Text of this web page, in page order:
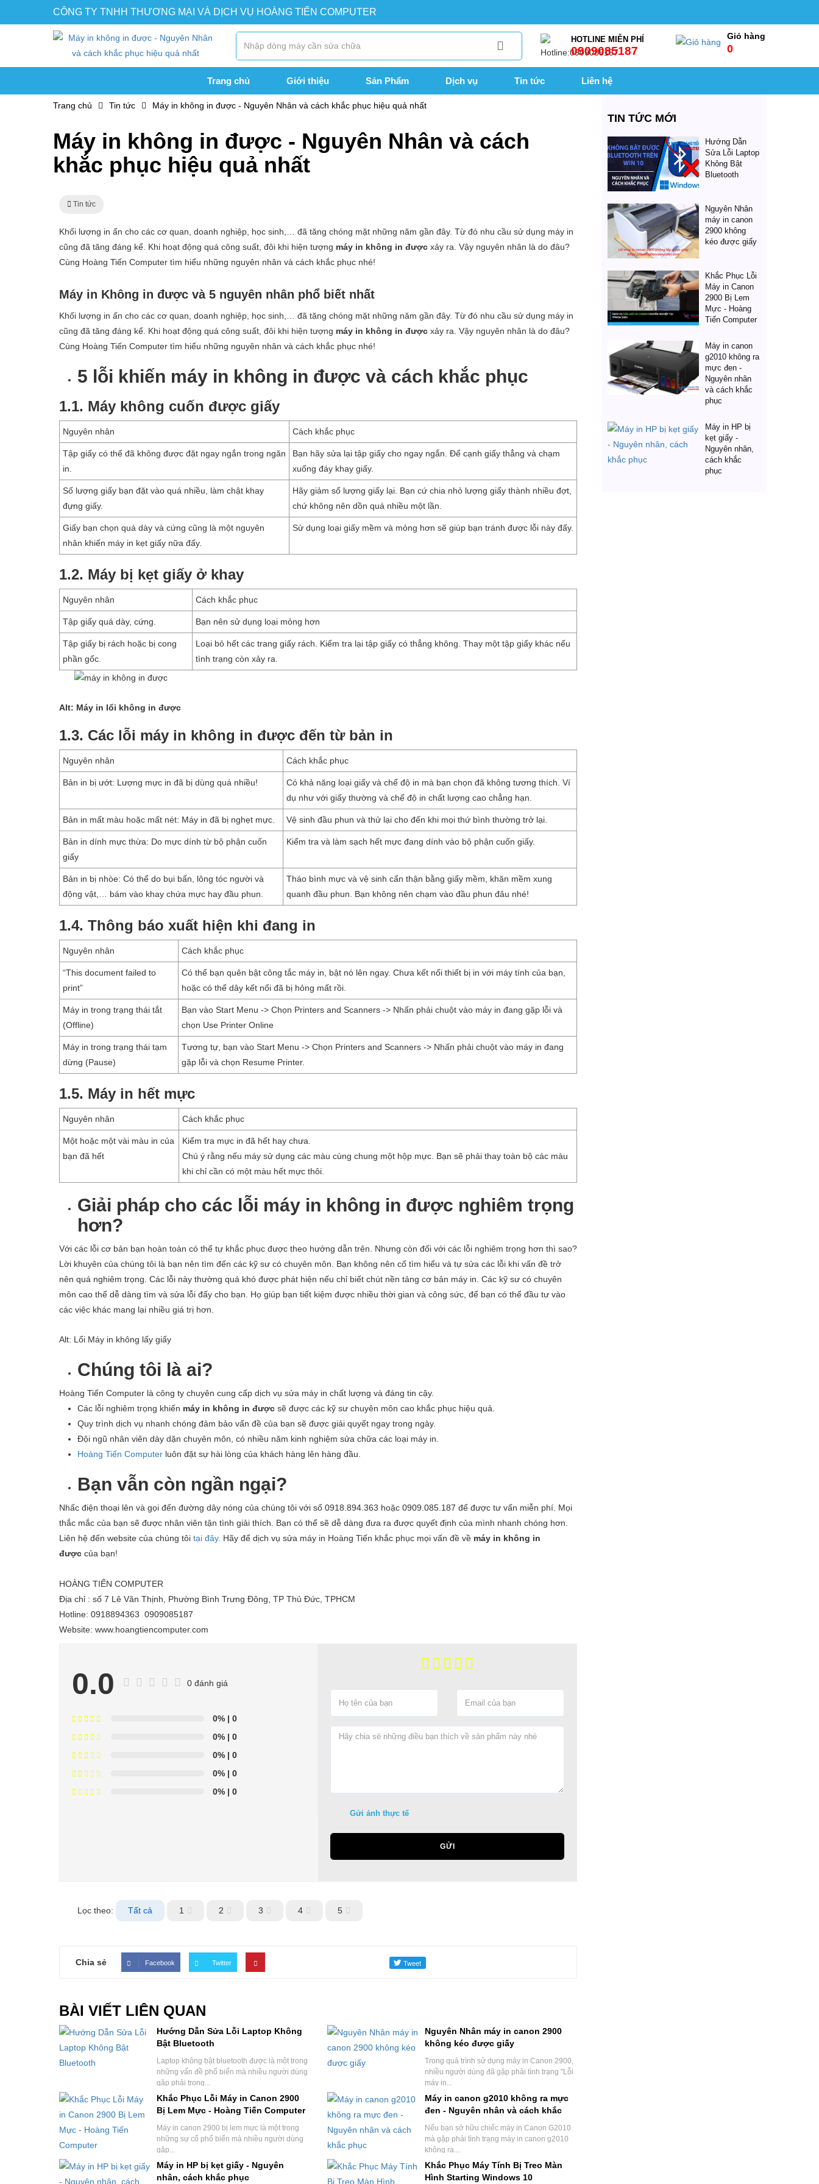
CÔNG TY TNHH THƯƠNG MẠI VÀ DỊCH VỤ HOÀNG TIẾN COMPUTER
Giỏ hàng
0
HOTLINE MIỄN PHÍ
0909085187
Trang chủ Giới thiệu Sản Phẩm Dịch vụ Tin tức Liên hệ
Trang chủ Tin tức Máy in không in được - Nguyên Nhân và cách khắc phục hiệu quả nhất
Máy in không in được - Nguyên Nhân và cách
khắc phục hiệu quả nhất
Tin tức
Khối lượng in ấn cho các cơ quan, doanh nghiệp, học sinh,… đã tăng chóng mặt những năm gần đây. Từ đó nhu cầu sử dụng máy in
cũng đã tăng đáng kể. Khi hoạt động quá công suất, đôi khi hiện tượng máy in không in được xảy ra. Vậy nguyên nhân là do đâu?
Cùng Hoàng Tiến Computer tìm hiểu những nguyên nhân và cách khắc phục nhé!
Máy in Không in được và 5 nguyên nhân phổ biết nhất
Khối lượng in ấn cho các cơ quan, doanh nghiệp, học sinh,… đã tăng chóng mặt những năm gần đây. Từ đó nhu cầu sử dụng máy in
cũng đã tăng đáng kể. Khi hoạt động quá công suất, đôi khi hiện tượng máy in không in được xảy ra. Vậy nguyên nhân là do đâu?
Cùng Hoàng Tiến Computer tìm hiểu những nguyên nhân và cách khắc phục nhé!
5 lỗi khiến máy in không in được và cách khắc phục
1.1. Máy không cuốn được giấy
Nguyên nhân Cách khắc phục
Tập giấy có thể đã không được đặt ngay ngắn trong ngăn
in.
Bạn hãy sửa lại tập giấy cho ngay ngắn. Để cạnh giấy thẳng và chạm
xuống đáy khay giấy.
Số lượng giấy bạn đặt vào quá nhiều, làm chật khay
đựng giấy.
Hãy giảm số lượng giấy lại. Bạn cứ chia nhỏ lượng giấy thành nhiều đợt,
chứ không nên dồn quá nhiều một lần.
Giấy bạn chọn quá dày và cứng cũng là một nguyên
nhân khiến máy in kẹt giấy nữa đấy.
Sử dụng loại giấy mềm và mỏng hơn sẽ giúp bạn tránh được lỗi này đấy.
1.2. Máy bị kẹt giấy ở khay
Nguyên nhân Cách khắc phục
Tập giấy quá dày, cứng. Bạn nên sử dụng loại mỏng hơn
Tập giấy bị rách hoặc bị cong
phần gốc.
Loại bỏ hết các trang giấy rách. Kiểm tra lại tập giấy có thẳng không. Thay một tập giấy khác nếu
tình trạng còn xảy ra.
Alt: Máy in lổi không in được
1.3. Các lỗi máy in không in được đến từ bản in
Nguyên nhân Cách khắc phục
Bản in bị ướt: Lượng mực in đã bị dùng quá nhiều!
Có khả năng loại giấy và chế độ in mà bạn chọn đã không tương thích. Ví
dụ như với giấy thường và chế độ in chất lượng cao chẳng hạn.
Bản in mất màu hoặc mất nét: Máy in đã bị nghẹt mực. Vệ sinh đầu phun và thử lại cho đến khi mọi thứ bình thường trở lại.
Bản in dính mực thừa: Do mực dính từ bộ phận cuốn
giấy
Kiểm tra và làm sạch hết mực đang dính vào bộ phận cuốn giấy.
Bản in bị nhòe: Có thể do bụi bẩn, lông tóc người và
động vật,… bám vào khay chứa mực hay đầu phun.
Tháo bình mực và vệ sinh cẩn thận bằng giấy mềm, khăn mềm xung
quanh đầu phun. Bạn không nên chạm vào đầu phun đâu nhé!
1.4. Thông báo xuất hiện khi đang in
Nguyên nhân Cách khắc phục
“This document failed to
print”
Có thể bạn quên bật công tắc máy in, bật nó lên ngay. Chưa kết nối thiết bị in với máy tính của bạn,
hoặc có thể dây kết nối đã bị hỏng mất rồi.
Máy in trong trạng thái tắt
(Offline)
Bạn vào Start Menu -> Chọn Printers and Scanners -> Nhấn phải chuột vào máy in đang gặp lỗi và
chọn Use Printer Online
Máy in trong trạng thái tạm
dừng (Pause)
Tương tự, bạn vào Start Menu -> Chọn Printers and Scanners -> Nhấn phải chuột vào máy in đang
gặp lỗi và chọn Resume Printer.
1.5. Máy in hết mực
Nguyên nhân Cách khắc phục
Một hoặc một vài màu in của
bạn đã hết
Kiểm tra mực in đã hết hay chưa.
Chú ý rằng nếu máy sử dụng các màu cùng chung một hộp mực. Bạn sẽ phải thay toàn bộ các màu
khi chỉ cần có một màu hết mực thôi.
Giải pháp cho các lỗi máy in không in được nghiêm trọng
hơn?
Với các lỗi cơ bản bạn hoàn toàn có thể tự khắc phục được theo hướng dẫn trên. Nhưng còn đối với các lỗi nghiêm trọng hơn thì sao?
Lời khuyên của chúng tôi là bạn nên tìm đến các kỹ sư có chuyên môn. Bạn không nên cố tìm hiểu và tự sửa các lỗi khi vấn đề trở
nên quá nghiêm trọng. Các lỗi này thường quá khó được phát hiện nếu chỉ biết chút nền tảng cơ bản máy in. Các kỹ sư có chuyên
môn cao thể dễ dàng tìm và sửa lỗi đấy cho bạn. Họ giúp bạn tiết kiệm được nhiều thời gian và công sức, để bạn có thể đầu tư vào
các việc khác mang lại nhiều giá trị hơn.
Alt: Lổi Máy in không lấy giấy
Chúng tôi là ai?
Hoàng Tiến Computer là công ty chuyên cung cấp dịch vụ sửa máy in chất lượng và đáng tin cậy.
Các lỗi nghiêm trọng khiến máy in không in được sẽ được các kỹ sư chuyên môn cao khắc phục hiệu quả.
Quy trình dịch vụ nhanh chóng đảm bảo vấn đề của bạn sẽ được giải quyết ngay trong ngày.
Đội ngũ nhân viên dày dặn chuyên môn, có nhiều năm kinh nghiệm sửa chữa các loại máy in.
Hoàng Tiến Computer luôn đặt sự hài lòng của khách hàng lên hàng đầu.
Bạn vẫn còn ngần ngại?
Nhấc điện thoại lên và gọi đến đường dây nóng của chúng tôi với số 0918.894.363 hoặc 0909.085.187 để được tư vấn miễn phí. Mọi
thắc mắc của bạn sẽ được nhân viên tận tình giải thích. Bạn có thể sẽ dễ dàng đưa ra được quyết định của mình nhanh chóng hơn.
Liên hệ đến website của chúng tôi tại đây. Hãy để dịch vụ sửa máy in Hoàng Tiến khắc phục mọi vấn đề về máy in không in
được của bạn!
HOÀNG TIẾN COMPUTER
Địa chỉ : số 7 Lê Văn Thịnh, Phường Bình Trưng Đông, TP Thủ Đức, TPHCM
Hotline: 0918894363 0909085187
Website: www.hoangtiencomputer.com
0.0 0 đánh giá
0% | 0
0% | 0
0% | 0
0% | 0
0% | 0
Gửi ảnh thực tế
GỬI
Lọc theo: Tất cả 1 2 3 4 5
Chia sẻ Facebook Twitter
BÀI VIẾT LIÊN QUAN
Hướng Dẫn Sửa Lỗi Laptop Không
Bật Bluetooth
Laptop không bật bluetooth được là một trong
những vấn đề phổ biến mà nhiều người dùng
gặp phải trong...
Nguyên Nhân máy in canon 2900
không kéo được giấy
Trong quá trình sử dụng máy in Canon 2900,
nhiều người dùng đã gặp phải tình trạng "Lỗi
máy in...
Khắc Phục Lỗi Máy in Canon 2900
Bị Lem Mực - Hoàng Tiến Computer
Máy in canon 2900 bị lem mực là một trong
những sự cố phổ biến mà nhiều người dùng
gặp...
Máy in canon g2010 không ra mực
đen - Nguyên nhân và cách khắc
phục
Nếu bạn sở hữu chiếc máy in Canon G2010
mà gặp phải tình trạng máy in canon g2010
không ra...
Máy in HP bị kẹt giấy - Nguyên
nhân, cách khắc phục
Khắc Phục Máy Tính Bị Treo Màn
Hình Starting Windows 10
TIN TỨC MỚI
Hướng Dẫn
Sửa Lỗi Laptop
Không Bật
Bluetooth
Nguyên Nhân
máy in canon
2900 không
kéo được giấy
Khắc Phục Lỗi
Máy in Canon
2900 Bị Lem
Mực - Hoàng
Tiến Computer
Máy in canon
g2010 không ra
mực đen -
Nguyên nhân
và cách khắc
phục
Máy in HP bị
kẹt giấy -
Nguyên nhân,
cách khắc
phục